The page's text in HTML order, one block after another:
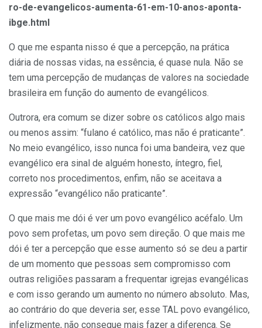
ro-de-evangelicos-aumenta-61-em-10-anos-aponta-
ibge.html
O que me espanta nisso é que a percepção, na prática
diária de nossas vidas, na essência, é quase nula. Não se
tem uma percepção de mudanças de valores na sociedade
brasileira em função do aumento de evangélicos.
Outrora, era comum se dizer sobre os católicos algo mais
ou menos assim: “fulano é católico, mas não é praticante”.
No meio evangélico, isso nunca foi uma bandeira, vez que
evangélico era sinal de alguém honesto, íntegro, fiel,
correto nos procedimentos, enfim, não se aceitava a
expressão “evangélico não praticante”.
O que mais me dói é ver um povo evangélico acéfalo. Um
povo sem profetas, um povo sem direção. O que mais me
dói é ter a percepção que esse aumento só se deu a partir
de um momento que pessoas sem compromisso com
outras religiões passaram a frequentar igrejas evangélicas
e com isso gerando um aumento no número absoluto. Mas,
ao contrário do que deveria ser, esse TAL povo evangélico,
infelizmente, não consegue mais fazer a diferença. Se